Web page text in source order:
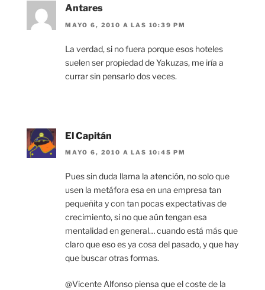
Antares
MAYO 6, 2010 A LAS 10:39 PM
La verdad, si no fuera porque esos hoteles
suelen ser propiedad de Yakuzas, me iría a
currar sin pensarlo dos veces.
El Capitán
MAYO 6, 2010 A LAS 10:45 PM
Pues sin duda llama la atención, no solo que
usen la metáfora esa en una empresa tan
pequeñita y con tan pocas expectativas de
crecimiento, si no que aún tengan esa
mentalidad en general… cuando está más que
claro que eso es ya cosa del pasado, y que hay
que buscar otras formas.
@Vicente Alfonso piensa que el coste de la